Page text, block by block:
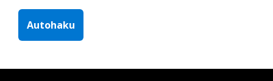
Autohaku